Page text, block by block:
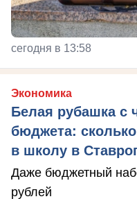
сегодня в 13:58
Экономика
Белая рубашка с
бюджета:
в школу в
Даже бюджетный
рублей